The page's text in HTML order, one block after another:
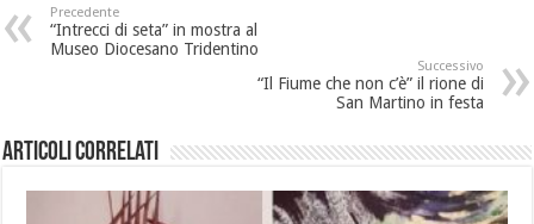
Precedente
“Intrecci di seta” in mostra al
Museo Diocesano Tridentino
Successivo
“Il Fiume che non c’è” il rione di
San Martino in festa
Articoli correlati